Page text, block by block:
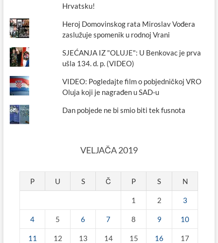
Hrvatsku!
Heroj Domovinskog rata Miroslav Vođera
zaslužuje spomenik u rodnoj Vrani
SJEĆANJA IZ "OLUJE": U Benkovac je prva
ušla 134. d. p. (VIDEO)
VIDEO: Pogledajte film o pobjedničkoj VRO
Oluja koji je nagrađen u SAD-u
Dan pobjede ne bi smio biti tek fusnota
VELJAČA 2019
P U S Č P S N
1 2 3
4 5 6 7 8 9 10
11 12 13 14 15 16 17